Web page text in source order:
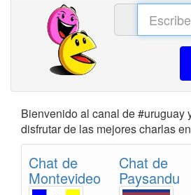
Bienvenido al canal de #uruguay
disfrutar de las mejores charlas
Chat de
Montevideo
Chat de
Paysandu